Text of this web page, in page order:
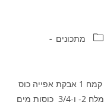
קטגוריה:מתכונים
תודה לגליה אביני על המתכון מצרכים קילו קמח 1 אבקת אפייה כוס
(חד פעמי לשתיה קרה ) סוכר 1 כף מחוקה מלח 2- ו-3/4 כוסות מים